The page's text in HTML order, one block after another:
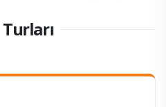
Turları